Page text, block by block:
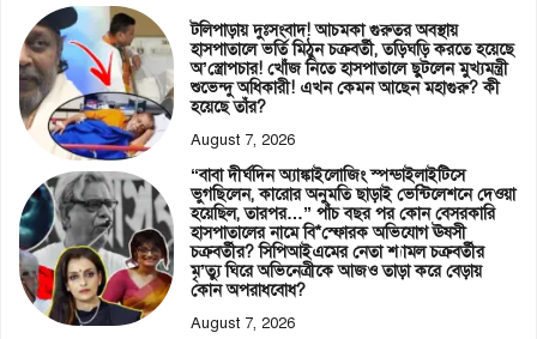
টলিপাড়ায় দুঃসংবাদ! আচমকা গুরুতর অবস্থায়
হাসপাতালে ভর্তি মিঠুন চক্রবর্তী, তড়িঘড়ি করতে হয়েছে
অ’স্ত্রোপচার! খোঁজ নিতে হাসপাতালে ছুটলেন মুখ্যমন্ত্রী
শুভেন্দু অধিকারী! এখন কেমন আছেন মহাগুরু? কী
হয়েছে তাঁর?
August 7, 2026
“বাবা দীর্ঘদিন অ্যাঙ্কাইলোজিং স্পন্ডাইলাইটিসে
ভুগছিলেন, কারোর অনুমতি ছাড়াই ভেন্টিলেশনে দেওয়া
হয়েছিল, তারপর…” পাঁচ বছর পর কোন বেসরকারি
হাসপাতালের নামে বি*স্ফোরক অভিযোগ ঊষসী
চক্রবর্তীর? সিপিআইএমের নেতা শ্যামল চক্রবর্তীর
মৃ’ত্যু ঘিরে অভিনেত্রীকে আজও তাড়া করে বেড়ায়
কোন অপরাধবোধ?
August 7, 2026